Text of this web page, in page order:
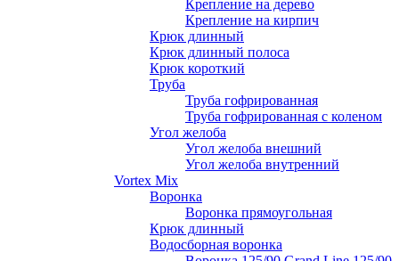
Крепление на дерево
Крепление на кирпич
Крюк длинный
Крюк длинный полоса
Крюк короткий
Труба
Труба гофрированная
Труба гофрированная с коленом
Угол желоба
Угол желоба внешний
Угол желоба внутренний
Vortex Mix
Воронка
Воронка прямоугольная
Крюк длинный
Водосборная воронка